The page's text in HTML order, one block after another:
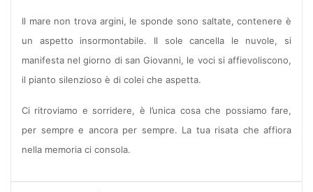
Il mare non trova argini, le sponde sono saltate, contenere è
un aspetto insormontabile. Il sole cancella le nuvole, si
manifesta nel giorno di san Giovanni, le voci si affievoliscono,
il pianto silenzioso è di colei che aspetta.
Ci ritroviamo e sorridere, è l’unica cosa che possiamo fare,
per sempre e ancora per sempre. La tua risata che affiora
nella memoria ci consola.